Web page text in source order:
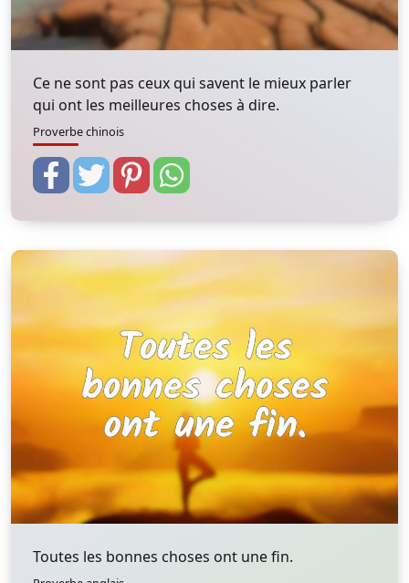
Ce ne sont pas ceux qui savent le mieux parler
qui ont les meilleures choses à dire.
Proverbe chinois
Toutes les bonnes choses ont une fin.